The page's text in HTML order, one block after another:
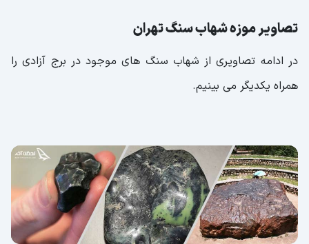
تصاویر موزه شهاب سنگ تهران
در ادامه تصاویری از شهاب سنگ های موجود در برج آزادی را
همراه یکدیگر می بینیم.